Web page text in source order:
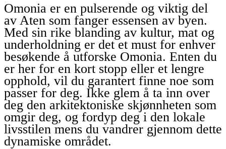
Omonia er en pulserende og viktig del
av Aten som fanger essensen av byen.
Med sin rike blanding av kultur, mat og
underholdning er det et must for enhver
besøkende å utforske Omonia. Enten du
er her for en kort stopp eller et lengre
opphold, vil du garantert finne noe som
passer for deg. Ikke glem å ta inn over
deg den arkitektoniske skjønnheten som
omgir deg, og fordyp deg i den lokale
livsstilen mens du vandrer gjennom dette
dynamiske området.